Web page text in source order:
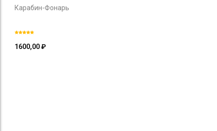
Карабин-Фонарь
1600,00₽